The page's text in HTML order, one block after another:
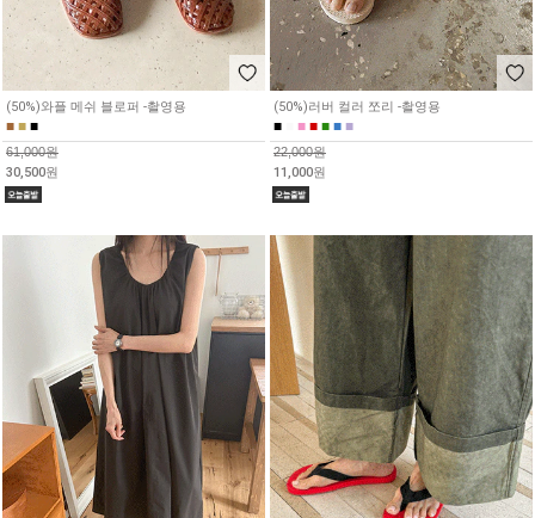
(50%)와플 메쉬 블로퍼 -촬영용
■ ■ ■
61,000원
30,500원
(50%)러버 컬러 쪼리 -촬영용
■ ■ ■ ■ ■ ■
22,000원
11,000원